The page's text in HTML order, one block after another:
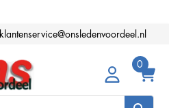
klantenservice@onsledenvoordeel.nl